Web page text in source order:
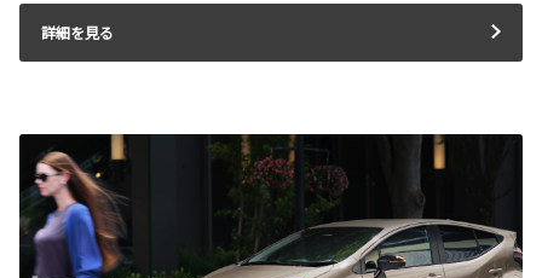
詳細を見る